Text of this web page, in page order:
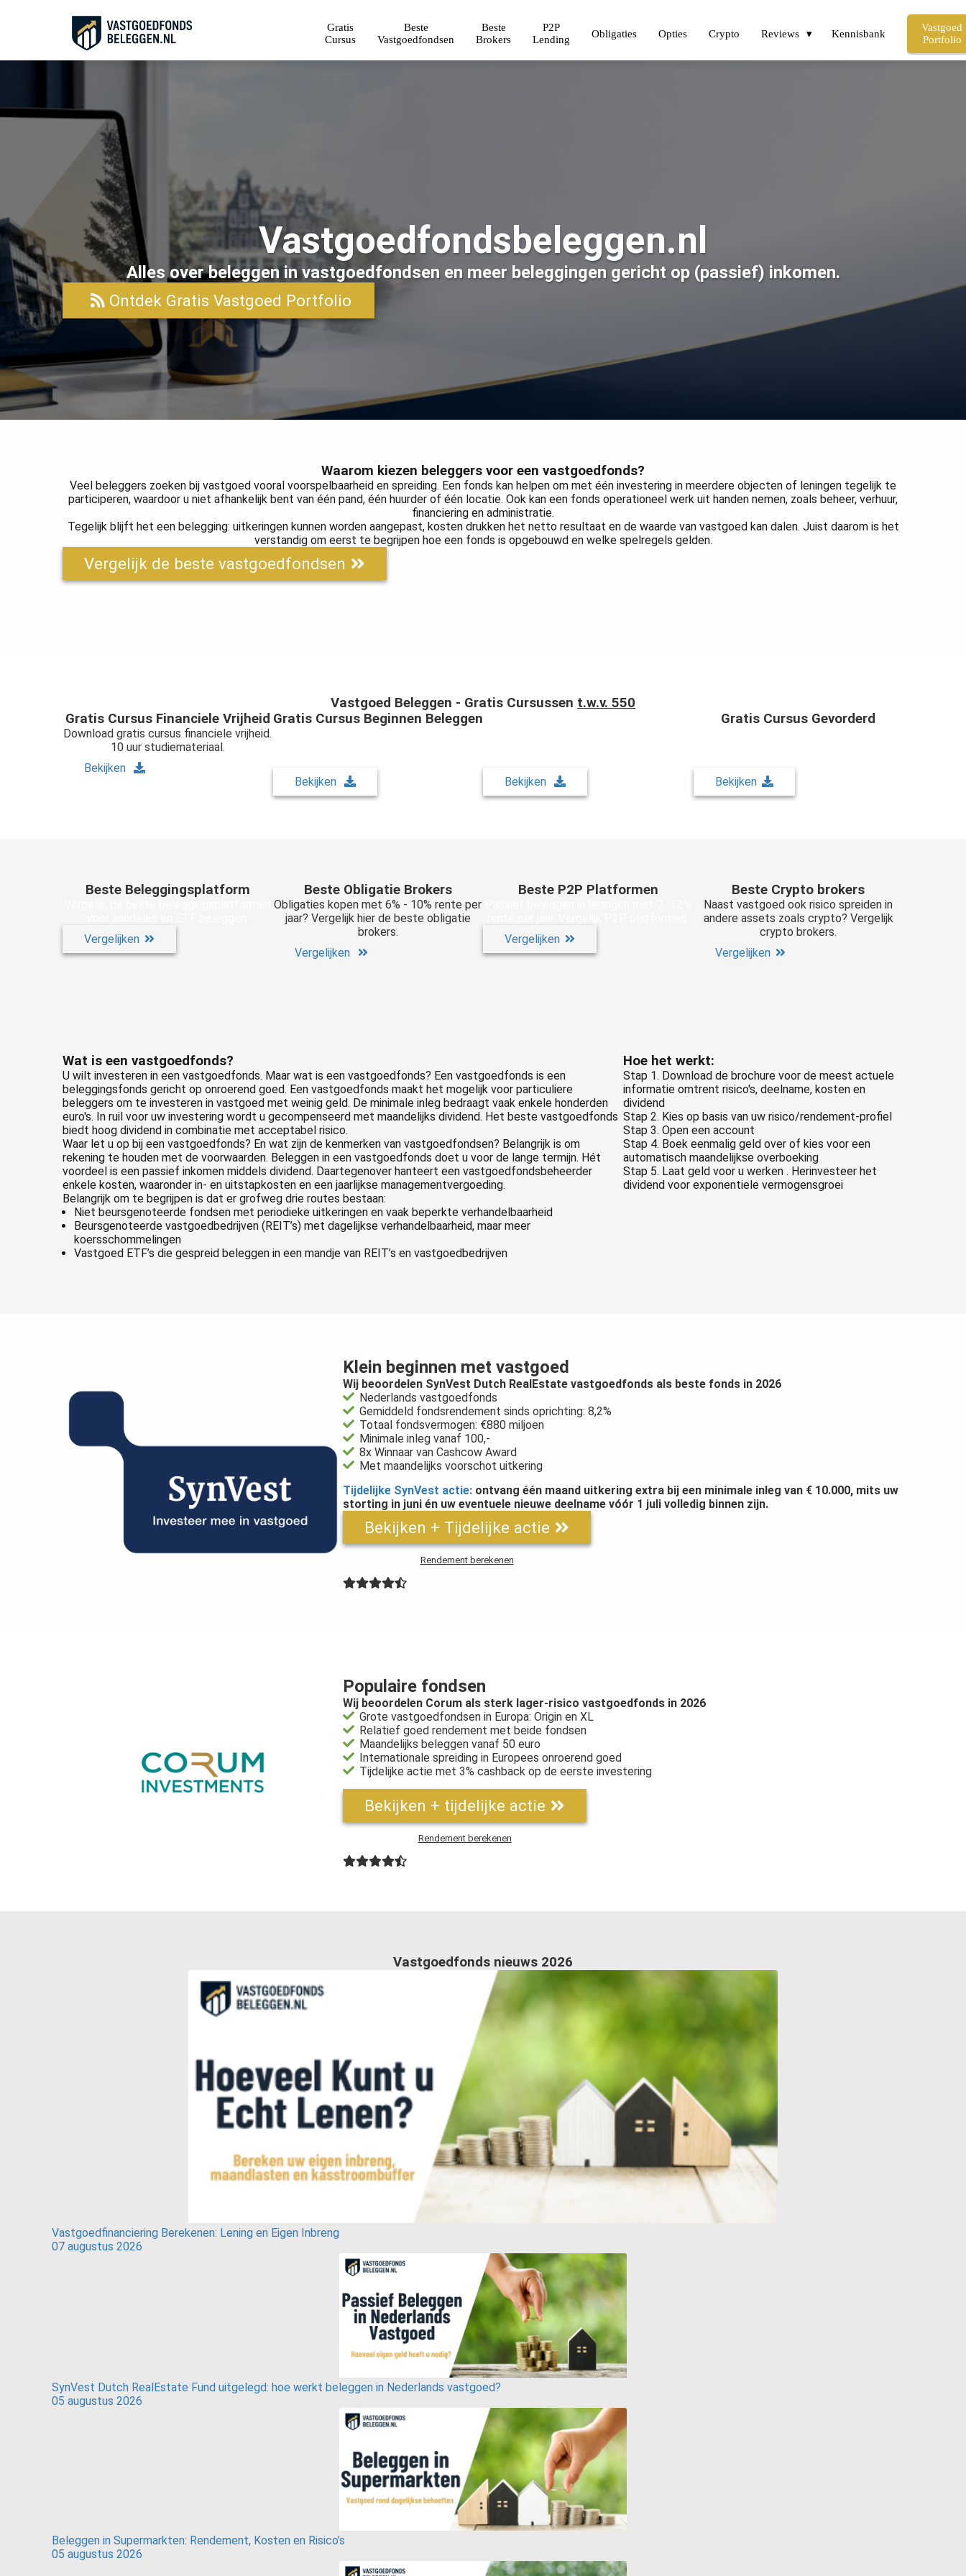
Gratis
Cursus
Beste
Vastgoedfondsen
Beste
Brokers
P2P
Lending
Obligaties Opties Crypto Reviews Kennisbank
Vastgoed
Portfolio
Vastgoedfondsbeleggen.nl
Alles over beleggen in vastgoedfondsen en meer beleggingen gericht op (passief) inkomen.
Ontdek Gratis Vastgoed Portfolio
Waarom kiezen beleggers voor een vastgoedfonds?
Veel beleggers zoeken bij vastgoed vooral voorspelbaarheid en spreiding. Een fonds kan helpen om met één investering in meerdere objecten of leningen tegelijk te
participeren, waardoor u niet afhankelijk bent van één pand, één huurder of één locatie. Ook kan een fonds operationeel werk uit handen nemen, zoals beheer, verhuur,
financiering en administratie.
Tegelijk blijft het een belegging: uitkeringen kunnen worden aangepast, kosten drukken het netto resultaat en de waarde van vastgoed kan dalen. Juist daarom is het
verstandig om eerst te begrijpen hoe een fonds is opgebouwd en welke spelregels gelden.
Vergelijk de beste vastgoedfondsen
Vastgoed Beleggen - Gratis Cursussen t.w.v. 550
Gratis Cursus Financiele Vrijheid
Download gratis cursus financiele vrijheid.
10 uur studiemateriaal.
Bekijken
Gratis Cursus Beginnen Beleggen
Bekijken
Bekijken
Gratis Cursus Gevorderd
Bekijken
Beste Beleggingsplatform
Vergelijken
Beste Obligatie Brokers
Obligaties kopen met 6% - 10% rente per
jaar? Vergelijk hier de beste obligatie
brokers.
Vergelijken
Beste P2P Platformen
Vergelijken
Beste Crypto brokers
Naast vastgoed ook risico spreiden in
andere assets zoals crypto? Vergelijk
crypto brokers.
Vergelijken
Wat is een vastgoedfonds?
U wilt investeren in een vastgoedfonds. Maar wat is een vastgoedfonds? Een vastgoedfonds is een
beleggingsfonds gericht op onroerend goed. Een vastgoedfonds maakt het mogelijk voor particuliere
beleggers om te investeren in vastgoed met weinig geld. De minimale inleg bedraagt vaak enkele honderden
euro's. In ruil voor uw investering wordt u gecompenseerd met maandelijks dividend. Het beste vastgoedfonds
biedt hoog dividend in combinatie met acceptabel risico.
Waar let u op bij een vastgoedfonds? En wat zijn de kenmerken van vastgoedfondsen? Belangrijk is om
rekening te houden met de voorwaarden. Beleggen in een vastgoedfonds doet u voor de lange termijn. Hét
voordeel is een passief inkomen middels dividend. Daartegenover hanteert een vastgoedfondsbeheerder
enkele kosten, waaronder in- en uitstapkosten en een jaarlijkse managementvergoeding.
Belangrijk om te begrijpen is dat er grofweg drie routes bestaan:
Niet beursgenoteerde fondsen met periodieke uitkeringen en vaak beperkte verhandelbaarheid
Beursgenoteerde vastgoedbedrijven (REIT’s) met dagelijkse verhandelbaarheid, maar meer
koersschommelingen
Vastgoed ETF’s die gespreid beleggen in een mandje van REIT’s en vastgoedbedrijven
Hoe het werkt:
Stap 1. Download de brochure voor de meest actuele
informatie omtrent risico's, deelname, kosten en
dividend
Stap 2. Kies op basis van uw risico/rendement-profiel
Stap 3. Open een account
Stap 4. Boek eenmalig geld over of kies voor een
automatisch maandelijkse overboeking
Stap 5. Laat geld voor u werken . Herinvesteer het
dividend voor exponentiele vermogensgroei
Klein beginnen met vastgoed
Wij beoordelen SynVest Dutch RealEstate vastgoedfonds als beste fonds in 2026
Nederlands vastgoedfonds
Gemiddeld fondsrendement sinds oprichting: 8,2%
Totaal fondsvermogen: €880 miljoen
Minimale inleg vanaf 100,-
8x Winnaar van Cashcow Award
Met maandelijks voorschot uitkering
Tijdelijke SynVest actie: ontvang één maand uitkering extra bij een minimale inleg van € 10.000, mits uw
storting in juni én uw eventuele nieuwe deelname vóór 1 juli volledig binnen zijn.
Bekijken + Tijdelijke actie
Rendement berekenen
Populaire fondsen
Wij beoordelen Corum als sterk lager-risico vastgoedfonds in 2026
Grote vastgoedfondsen in Europa: Origin en XL
Relatief goed rendement met beide fondsen
Maandelijks beleggen vanaf 50 euro
Internationale spreiding in Europees onroerend goed
Tijdelijke actie met 3% cashback op de eerste investering
Bekijken + tijdelijke actie
Rendement berekenen
Vastgoedfonds nieuws 2026
Vastgoedfinanciering Berekenen: Lening en Eigen Inbreng
07 augustus 2026
SynVest Dutch RealEstate Fund uitgelegd: hoe werkt beleggen in Nederlands vastgoed?
05 augustus 2026
Beleggen in Supermarkten: Rendement, Kosten en Risico’s
05 augustus 2026